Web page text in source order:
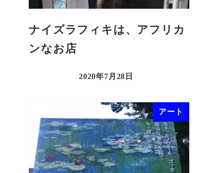
ナイズラフィキは、アフリカ
ンなお店
2020年7月28日
アート